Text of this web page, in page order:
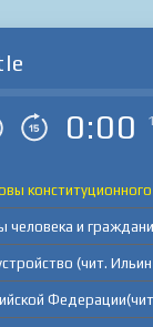
0:00
человека и
(чит. Ильин